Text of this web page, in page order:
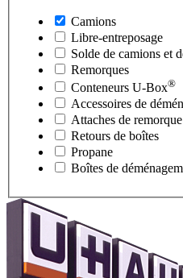
Camions
Libre-entreposage
Solde de camions et
Remorques
Conteneurs U-Box®
Accessoires de
Attaches de remorque
Retours de boîtes
Propane
Boîtes de